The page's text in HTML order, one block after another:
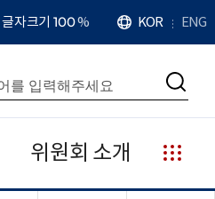
확
대
치
글자크기 100%
언
어
KOR ENG
검
위원회 소개
누
리